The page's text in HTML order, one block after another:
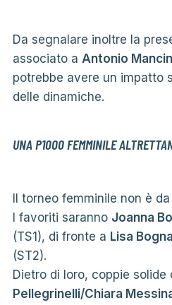
Da segnalare inoltre la
associato a Antonio
potrebbe avere un impatto
delle dinamiche.
UNA P1000 FEMMINILE
Il torneo femminile non è
I favoriti saranno Joanna
(TS1), di fronte a Lisa
(ST2).
Dietro di loro, coppie solide
Pellegrinelli/Chiara